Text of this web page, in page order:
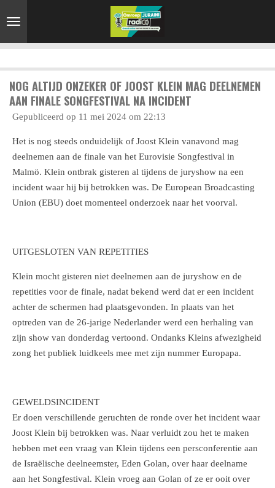
direct
naar
NOG ALTIJD ONZEKER OF JOOST KLEIN MAG DEELNEMEN
AAN FINALE SONGFESTIVAL NA INCIDENT
Gepubliceerd op 11 mei 2024 om 22:13
Het is nog steeds onduidelijk of Joost Klein vanavond mag
deelnemen aan de finale van het Eurovisie Songfestival in
Malmö. Klein ontbrak gisteren al tijdens de juryshow na een
incident waar hij bij betrokken was. De European Broadcasting
Union (EBU) doet momenteel onderzoek naar het voorval.
UITGESLOTEN VAN REPETITIES
Klein mocht gisteren niet deelnemen aan de juryshow en de
repetities voor de finale, nadat bekend werd dat er een incident
achter de schermen had plaatsgevonden. In plaats van het
optreden van de 26-jarige Nederlander werd een herhaling van
zijn show van donderdag vertoond. Ondanks Kleins afwezigheid
zong het publiek luidkeels mee met zijn nummer Europapa.
GEWELDSINCIDENT
Er doen verschillende geruchten de ronde over het incident waar
Joost Klein bij betrokken was. Naar verluidt zou het te maken
hebben met een vraag van Klein tijdens een persconferentie aan
de Israëlische deelneemster, Eden Golan, over haar deelname
aan het Songfestival. Klein vroeg aan Golan of ze er ooit over